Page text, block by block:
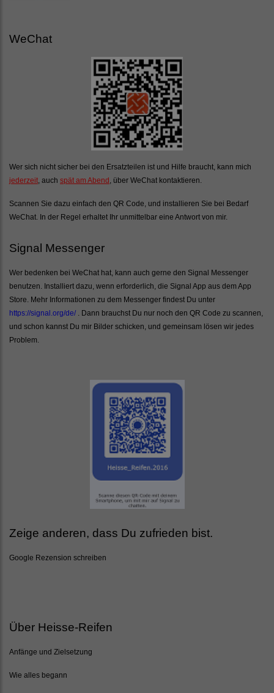
WeChat
Wer sich nicht sicher bei den Ersatzteilen ist und Hilfe braucht, kann mich
jederzeit , auch spät am Abend , über WeChat kontaktieren.
Scannen Sie dazu einfach den QR Code, und installieren Sie bei Bedarf
WeChat. In der Regel erhaltet Ihr unmittelbar eine Antwort von mir.
Signal Messenger
Wer bedenken bei WeChat hat, kann auch gerne den Signal Messenger
benutzen. Installiert dazu, wenn erforderlich, die Signal App aus dem App
Store. Mehr Informationen zu dem Messenger findest Du unter
https://signal.org/de/ . Dann brauchst Du nur noch den QR Code zu scannen,
und schon kannst Du mir Bilder schicken, und gemeinsam lösen wir jedes
Problem.
Zeige anderen, dass Du zufrieden bist.
Google Rezension schreiben
Über Heisse-Reifen
Anfänge und Zielsetzung
Wie alles begann